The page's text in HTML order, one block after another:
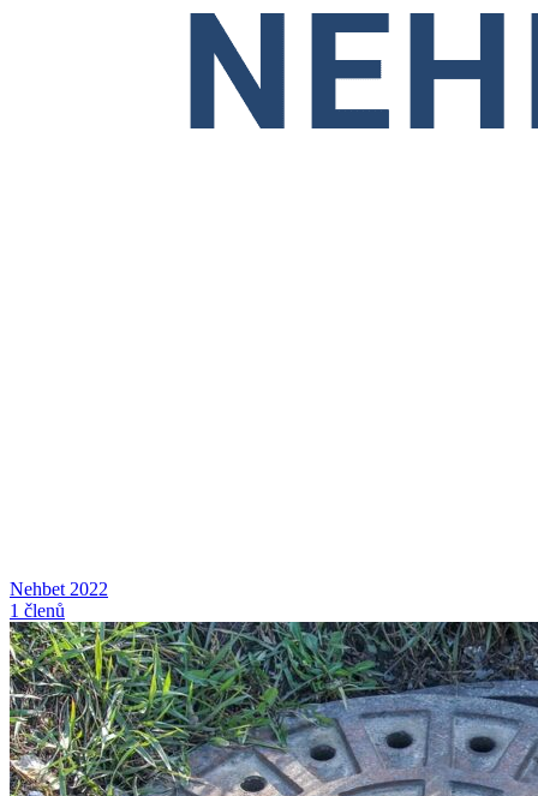
Nehbet 2022
1 členů